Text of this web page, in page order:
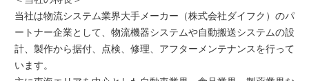
当社は物流システム業界大手メーカー（株式会社ダイフク）のパ
ートナー企業として、物流機器システムや自動搬送システムの設
計、製作から据付、点検、修理、アフターメンテナンスを行って
います。